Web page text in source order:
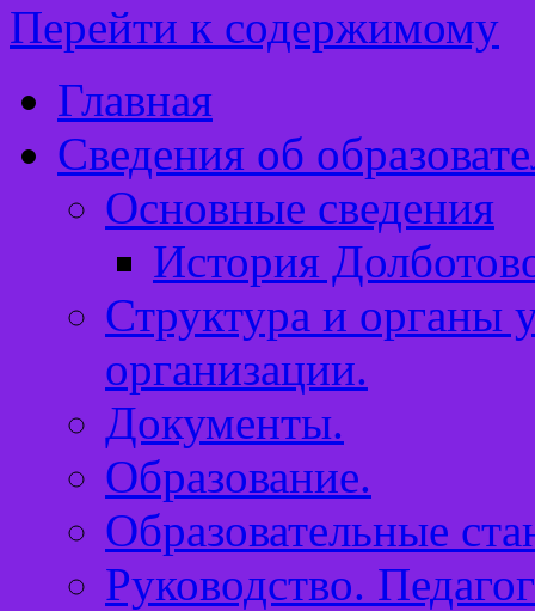
Перейти к содержимому
Главная
Сведения об
Основные сведения
История
Структура и органы
организации.
Документы.
Образование.
Образовательные
Руководство.